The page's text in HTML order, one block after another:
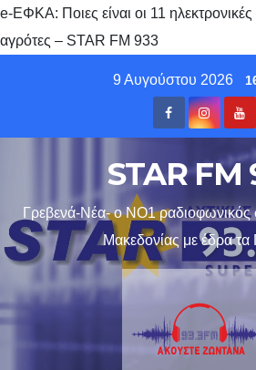
e-ΕΦΚΑ: Ποιες είναι οι 11
αγρότες – STAR FM 933
9 Αυγούστου 2026
STAR FM
Γρεβενά-Νέα- ο ΝΟ1 ραδιοφωνικός
Μακεδονίας με έδρα τα